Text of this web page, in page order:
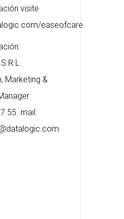
visite
easeofcare
Marketing &
55. mail: